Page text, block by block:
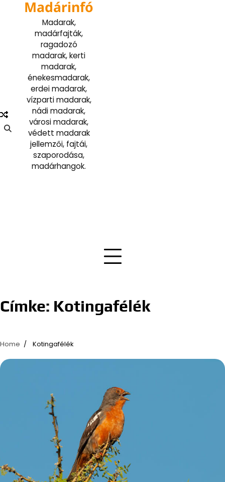
Madárinfó
Madarak,
madárfajták,
ragadozó
madarak, kerti
madarak,
énekesmadarak,
erdei madarak,
vízparti madarak,
nádi madarak,
városi madarak,
védett madarak
jellemzői, fajtái,
szaporodása,
madárhangok.
Címke: Kotingafélék
Home Kotingafélék